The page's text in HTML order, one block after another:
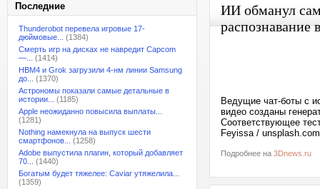
Последние
Thunderobot перевела игровые 17-
дюймовые...
(1384)
Смерть игр на дисках не навредит Capcom
—...
(1414)
HBM4 и Grok загрузили 4-нм линии Samsung
до...
(1370)
Астрономы показали самые детальные в
истории...
(1185)
Apple неожиданно повысила выплаты...
(1281)
Nothing намекнула на выпуск шести
смартфонов...
(1258)
Adobe выпустила плагин, который добавляет
70...
(1440)
Богатым будет тяжелее: Caviar утяжелила...
(1359)
ИИ обманул
распознавание
Ведущие чат-боты с
видео созданы
Соответствующее
Feyissa / unsplash.com
Подробнее на 3Dnews.ru